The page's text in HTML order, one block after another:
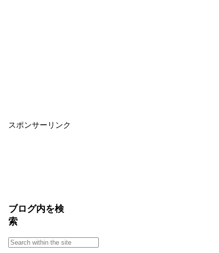
スポンサーリンク
ブログ内を検
索